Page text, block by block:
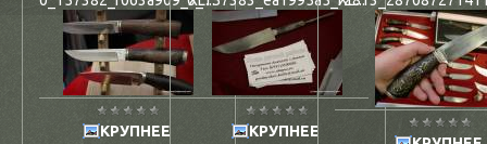
КРУПНЕЕ КРУПНЕЕ